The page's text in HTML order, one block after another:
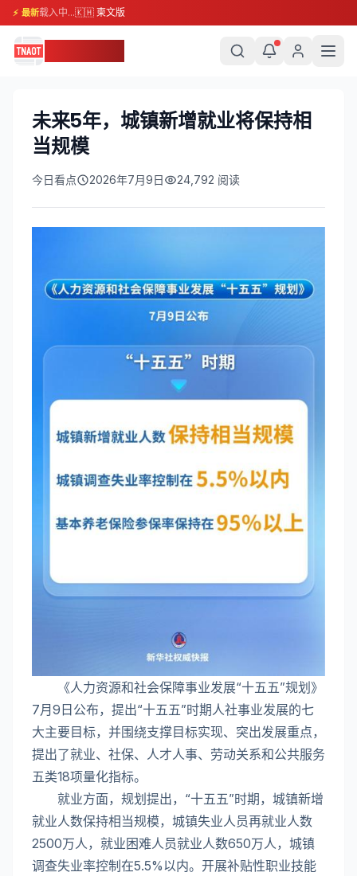
⚡ 最新载入中...🇰🇭 柬文版
未来5年，城镇新增就业将保持相
当规模
今日看点 2026年7月9日 24,792 阅读
《人力资源和社会保障事业发展“十五五”规划》
7月9日公布，提出“十五五”时期人社事业发展的七
大主要目标，并围绕支撑目标实现、突出发展重点，
提出了就业、社保、人才人事、劳动关系和公共服务
五类18项量化指标。
就业方面，规划提出，“十五五”时期，城镇新增
就业人数保持相当规模，城镇失业人员再就业人数
2500万人，就业困难人员就业人数650万人，城镇
调查失业率控制在5.5%以内。开展补贴性职业技能